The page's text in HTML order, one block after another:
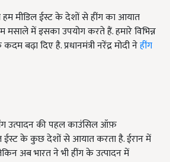
हम मीडिल ईस्ट के देशों से हींग का आयात
में इसका उपयोग करते हैं. हमारे विभिन्न
दिए है. प्रधानमंत्री नरेंद्र मोदी नेहींग
उत्पादन की पहल काउंसिल ऑफ़
ईस्ट के कुछ देशों से आयात करता है. ईरान में
अब भारत ने भी हींग के उत्पादन में